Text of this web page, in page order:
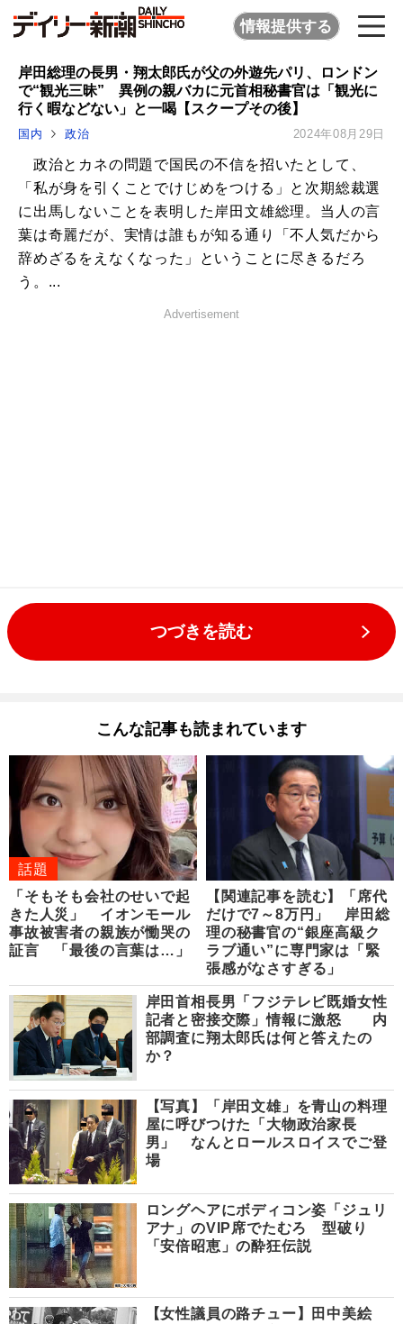
情報提供する
岸田総理の長男・翔太郎氏が父の外遊先パリ、ロンドン
で“観光三昧” 異例の親バカに元首相秘書官は「観光に
行く暇などない」と一喝【スクープその後】
国内 政治 2024年08月29日
政治とカネの問題で国民の不信を招いたとして、
「私が身を引くことでけじめをつける」と次期総裁選
に出馬しないことを表明した岸田文雄総理。当人の言
葉は奇麗だが、実情は誰もが知る通り「不人気だから
辞めざるをえなくなった」ということに尽きるだろ
う。...
Advertisement
つづきを読む
こんな記事も読まれています
話題
「そもそも会社のせいで起
きた人災」 イオンモール
事故被害者の親族が慟哭の
証言 「最後の言葉は…」
【関連記事を読む】「席代
だけで7～8万円」 岸田総
理の秘書官の“銀座高級ク
ラブ通い”に専門家は「緊
張感がなさすぎる」
岸田首相長男「フジテレビ既婚女性
記者と密接交際」情報に激怒 内
部調査に翔太郎氏は何と答えたの
か？
【写真】「岸田文雄」を青山の料理
屋に呼びつけた「大物政治家長
男」 なんとロールスロイスでご登
場
ロングヘアにボディコン姿「ジュリ
アナ」のVIP席でたむろ 型破り
「安倍昭恵」の酔狂伝説
【女性議員の路チュー】田中美絵